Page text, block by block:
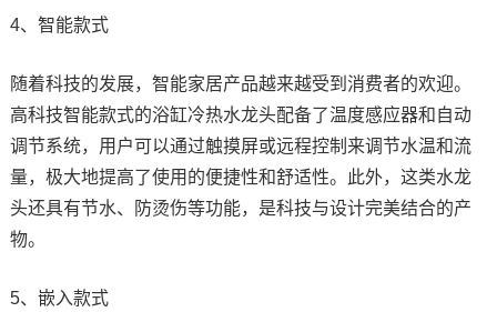
4、智能款式
随着科技的发展，智能家居产品越来越受到消费者的欢迎。
高科技智能款式的浴缸冷热水龙头配备了温度感应器和自动
调节系统，用户可以通过触摸屏或远程控制来调节水温和流
量，极大地提高了使用的便捷性和舒适性。此外，这类水龙
头还具有节水、防烫伤等功能，是科技与设计完美结合的产
物。
5、嵌入款式